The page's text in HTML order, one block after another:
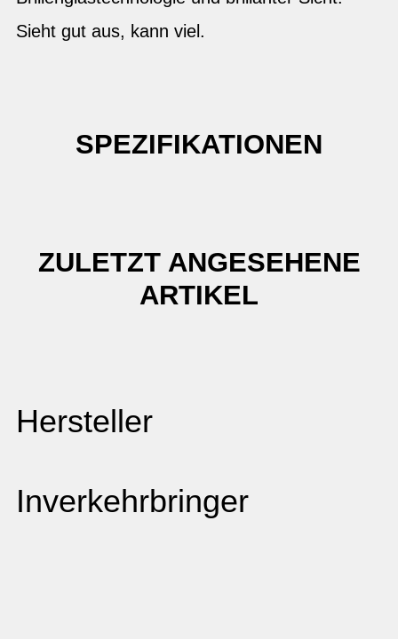
Sieht gut aus, kann viel.
SPEZIFIKATIONEN
ZULETZT ANGESEHENE
ARTIKEL
Hersteller
Inverkehrbringer